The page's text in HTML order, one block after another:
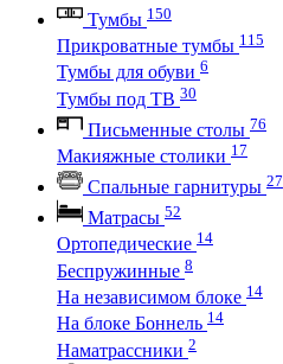
Тумбы 150
Прикроватные тумбы 115
Тумбы для обуви 6
Тумбы под ТВ 30
Письменные столы 76
Макияжные столики 17
Спальные гарнитуры 27
Матрасы 52
Ортопедические 14
Беспружинные 8
На независимом блоке 14
На блоке Боннель 14
Наматрассники 2